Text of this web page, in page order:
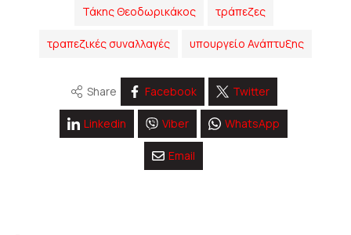
Τάκης Θεοδωρικάκος τράπεζες
τραπεζικές συναλλαγές υπουργείο Ανάπτυξης
Share Facebook Twitter
Linkedin Viber WhatsApp
Email